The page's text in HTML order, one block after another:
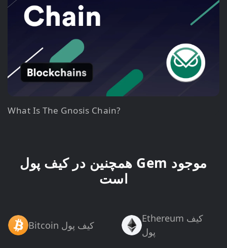
What Is The Gnosis Chain?
همچنین در کیف پول Gem موجود
است
Bitcoin کیف پول
Ethereum کیف
پول